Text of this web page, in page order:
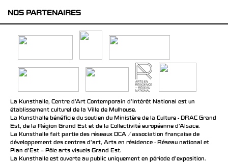
NOS PARTENAIRES
La Kunsthalle, Centre d’Art Contemporain d’Intérêt National est un
établissement culturel de la Ville de Mulhouse.
La Kunsthalle bénéficie du soutien du Ministère de la Culture - DRAC Grand
Est, de la Région Grand Est et de la Collectivité européenne d’Alsace.
La Kunsthalle fait partie des réseaux DCA / association française de
développement des centres d'art, Arts en résidence - Réseau national et
Plan d’Est – Pôle arts visuels Grand Est.
La Kunsthalle est ouverte au public uniquement en période d'exposition.